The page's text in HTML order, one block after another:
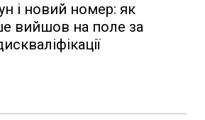
і новий номер: як
вийшов на поле за